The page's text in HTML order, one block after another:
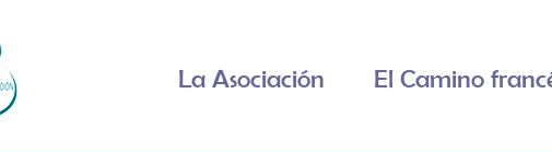
La Asociación El Camino